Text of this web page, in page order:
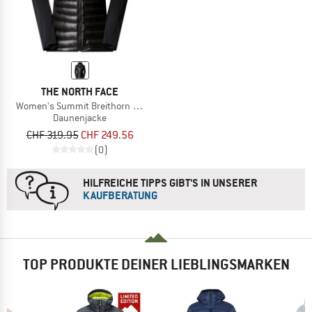
THE NORTH FACE
Women's Summit Breithorn Light Hybrid Hoodie
Daunenjacke
CHF 319.95 CHF 249.56
(0)
HILFREICHE TIPPS GIBT'S IN UNSERER
KAUFBERATUNG
TOP PRODUKTE DEINER LIEBLINGSMARKEN